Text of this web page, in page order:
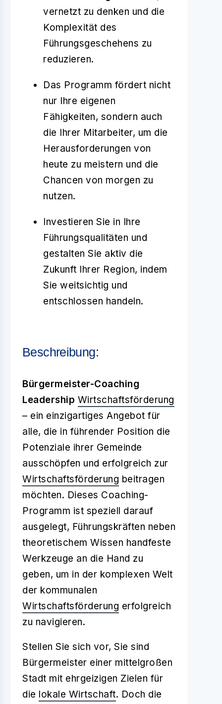
vernetzt zu denken und die
Komplexität des
Führungsgeschehens zu
reduzieren.
Das Programm fördert nicht
nur Ihre eigenen
Fähigkeiten, sondern auch
die Ihrer Mitarbeiter, um die
Herausforderungen von
heute zu meistern und die
Chancen von morgen zu
nutzen.
Investieren Sie in Ihre
Führungsqualitäten und
gestalten Sie aktiv die
Zukunft Ihrer Region, indem
Sie weitsichtig und
entschlossen handeln.
Beschreibung:
Bürgermeister-Coaching
Leadership Wirtschaftsförderung
– ein einzigartiges Angebot für
alle, die in führender Position die
Potenziale ihrer Gemeinde
ausschöpfen und erfolgreich zur
Wirtschaftsförderung beitragen
möchten. Dieses Coaching-
Programm ist speziell darauf
ausgelegt, Führungskräften neben
theoretischem Wissen handfeste
Werkzeuge an die Hand zu
geben, um in der komplexen Welt
der kommunalen
Wirtschaftsförderung erfolgreich
zu navigieren.
Stellen Sie sich vor, Sie sind
Bürgermeister einer mittelgroßen
Stadt mit ehrgeizigen Zielen für
die lokale Wirtschaft. Doch die